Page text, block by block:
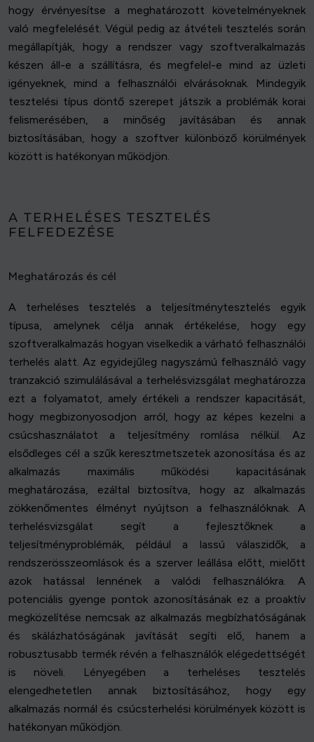
hogy érvényesítse a meghatározott követelményeknek
való megfelelését. Végül pedig az átvételi tesztelés során
megállapítják, hogy a rendszer vagy szoftveralkalmazás
készen áll-e a szállításra, és megfelel-e mind az üzleti
igényeknek, mind a felhasználói elvárásoknak. Mindegyik
tesztelési típus döntő szerepet játszik a problémák korai
felismerésében, a minőség javításában és annak
biztosításában, hogy a szoftver különböző körülmények
között is hatékonyan működjön.
A TERHELÉSES TESZTELÉS
FELFEDEZÉSE
Meghatározás és cél
A terheléses tesztelés a teljesítménytesztelés egyik
típusa, amelynek célja annak értékelése, hogy egy
szoftveralkalmazás hogyan viselkedik a várható felhasználói
terhelés alatt. Az egyidejűleg nagyszámú felhasználó vagy
tranzakció szimulálásával a terhelésvizsgálat meghatározza
ezt a folyamatot, amely értékeli a rendszer kapacitását,
hogy megbizonyosodjon arról, hogy az képes kezelni a
csúcshasználatot a teljesítmény romlása nélkül. Az
elsődleges cél a szűk keresztmetszetek azonosítása és az
alkalmazás maximális működési kapacitásának
meghatározása, ezáltal biztosítva, hogy az alkalmazás
zökkenőmentes élményt nyújtson a felhasználóknak. A
terhelésvizsgálat segít a fejlesztőknek a
teljesítményproblémák, például a lassú válaszidők, a
rendszerösszeomlások és a szerver leállása előtt, mielőtt
azok hatással lennének a valódi felhasználókra. A
potenciális gyenge pontok azonosításának ez a proaktív
megközelítése nemcsak az alkalmazás megbízhatóságának
és skálázhatóságának javítását segíti elő, hanem a
robusztusabb termék révén a felhasználók elégedettségét
is növeli. Lényegében a terheléses tesztelés
elengedhetetlen annak biztosításához, hogy egy
alkalmazás normál és csúcsterhelési körülmények között is
hatékonyan működjön.